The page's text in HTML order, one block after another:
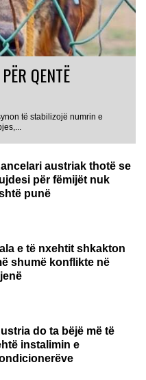
QENTË
të stabilizojë numrin e
austriak thotë se
për fëmijët nuk
punë
e të nxehtit shkakton
shumë konflikte në
do ta bëjë më të
instalimin e